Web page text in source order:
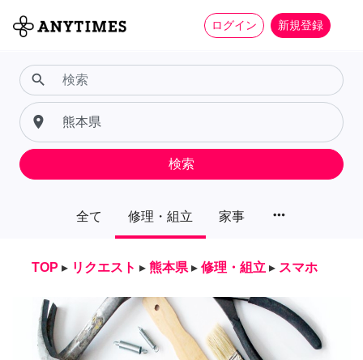
ログイン 新規登録
全て 修理・組立 家事 more_horiz
search
place
検索
TOP ▸ リクエスト ▸ 熊本県 ▸ 修理・組立 ▸ スマホ